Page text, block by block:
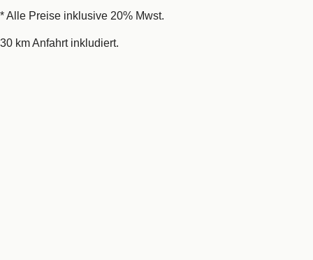
* Alle Preise inklusive 20% Mwst.
30 km Anfahrt inkludiert.